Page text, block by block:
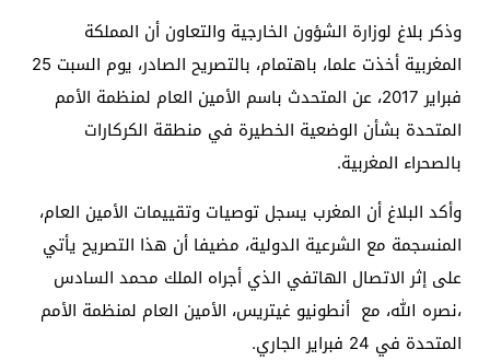
وذكر بلاغ لوزارة الشؤون الخارجية والتعاون أن المملكة
المغربية أخذت علما، باهتمام، بالتصريح الصادر، يوم السبت 25
فبراير 2017، عن المتحدث باسم الأمين العام لمنظمة الأمم
المتحدة بشأن الوضعية الخطيرة في منطقة الكركارات
بالصحراء المغربية.
وأكد البلاغ أن المغرب يسجل توصيات وتقييمات الأمين العام،
المنسجمة مع الشرعية الدولية، مضيفا أن هذا التصريح يأتي
على إثر الاتصال الهاتفي الذي أجراه الملك محمد السادس
،نصره الله، مع أنطونيو غيتريس، الأمين العام لمنظمة الأمم
المتحدة في 24 فبراير الجاري.